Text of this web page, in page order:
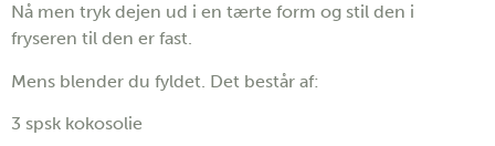
Nå men tryk dejen ud i en tærte form og stil den i
fryseren til den er fast.
Mens blender du fyldet. Det består af:
3 spsk kokosolie